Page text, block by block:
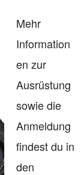
Mehr
Information
en zur
Ausrüstung
sowie die
Anmeldung
findest du in
den